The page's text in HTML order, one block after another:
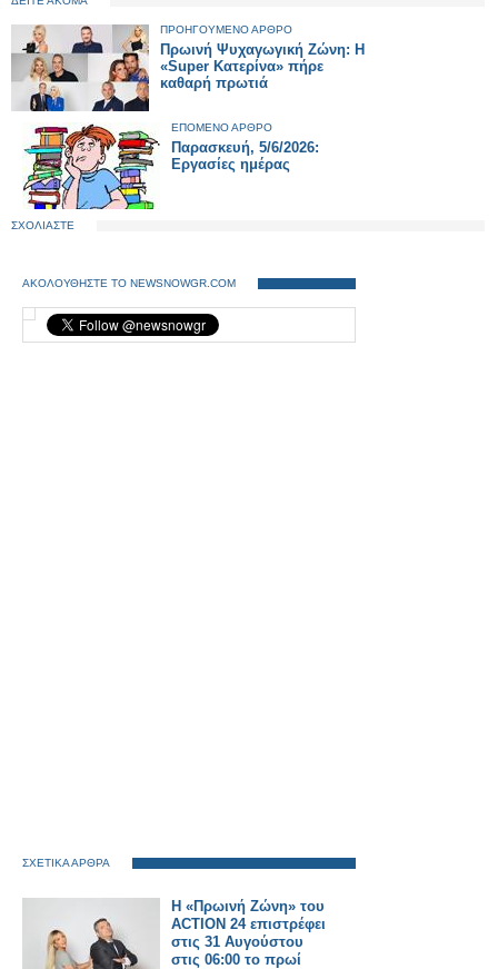
ΠΡΟΗΓΟΥΜΕΝΟ ΑΡΘΡΟ
Πρωινή Ψυχαγωγική Ζώνη: Η
«Super Κατερίνα» πήρε
καθαρή πρωτιά
ΕΠΟΜΕΝΟ ΑΡΘΡΟ
Παρασκευή, 5/6/2026:
Εργασίες ημέρας
ΣΧΟΛΙΑΣΤΕ
ΑΚΟΛΟΥΘΗΣΤΕ ΤΟ NEWSNOWGR.COM
ΣΧΕΤΙΚΑ ΑΡΘΡΑ
Η «Πρωινή Ζώνη» του
ACTION 24 επιστρέφει
στις 31 Αυγούστου
στις 06:00 το πρωί